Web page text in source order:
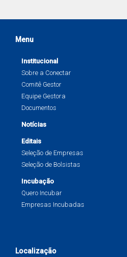
Menu
Institucional
Sobre a Conectar
Comitê Gestor
Equipe Gestora
Documentos
Notícias
Editais
Seleção de Empresas
Seleção de Bolsistas
Incubação
Quero Incubar
Empresas Incubadas
Localização